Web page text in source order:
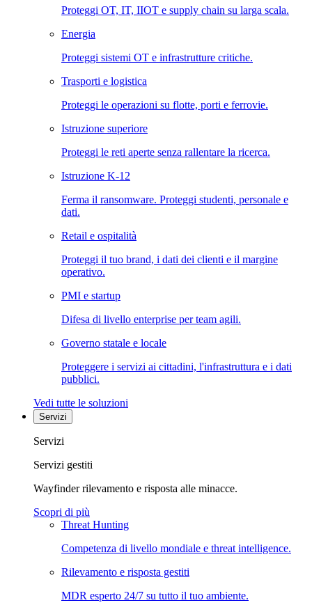
Proteggi OT, IT, IIOT e supply chain su larga scala.
Energia
Proteggi sistemi OT e infrastrutture critiche.
Trasporti e logistica
Proteggi le operazioni su flotte, porti e ferrovie.
Istruzione superiore
Proteggi le reti aperte senza rallentare la ricerca.
Istruzione K-12
Ferma il ransomware. Proteggi studenti, personale e
dati.
Retail e ospitalità
Proteggi il tuo brand, i dati dei clienti e il margine
operativo.
PMI e startup
Difesa di livello enterprise per team agili.
Governo statale e locale
Proteggere i servizi ai cittadini, l'infrastruttura e i dati
pubblici.
Vedi tutte le soluzioni
Servizi
Servizi
Servizi gestiti
Wayfinder rilevamento e risposta alle minacce.
Scopri di più
Threat Hunting
Competenza di livello mondiale e threat intelligence.
Rilevamento e risposta gestiti
MDR esperto 24/7 su tutto il tuo ambiente.